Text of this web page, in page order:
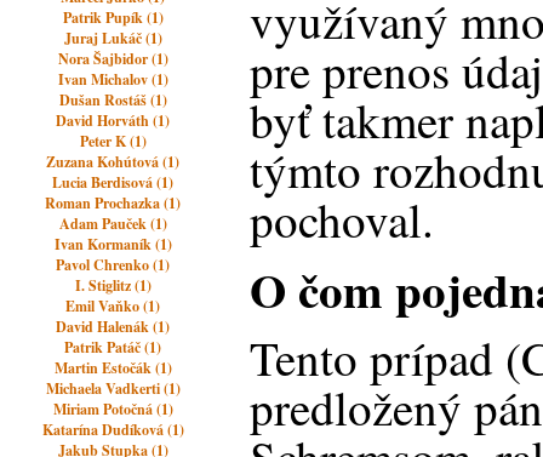
Patrik Pupík (1)
Juraj Lukáč (1)
Nora Šajbidor (1)
Ivan Michalov (1)
Dušan Rostáš (1)
David Horváth (1)
Peter K (1)
Zuzana Kohútová (1)
Lucia Berdisová (1)
Roman Prochazka (1)
Adam Pauček (1)
Ivan Kormaník (1)
Pavol Chrenko (1)
I. Stiglitz (1)
Emil Vaňko (1)
David Halenák (1)
Patrik Patáč (1)
Martin Estočák (1)
Michaela Vadkerti (1)
Miriam Potočná (1)
Katarína Dudíková (1)
Jakub Stupka (1)
využívaný
pre prenos
byť takmer
týmto
pochoval.
O čom
Tento prípad
predložený